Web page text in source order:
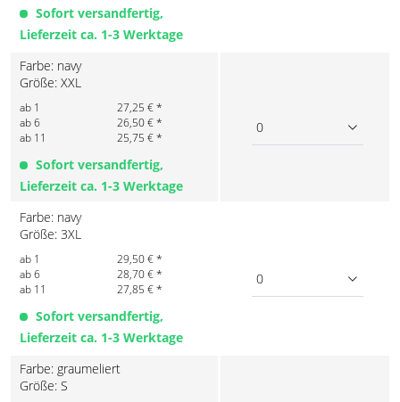
Sofort versandfertig,
Lieferzeit ca. 1-3 Werktage
Farbe: navy
Größe: XXL
ab 1
27,25 € *
ab 6
26,50 € *
ab 11
25,75 € *
Sofort versandfertig,
Lieferzeit ca. 1-3 Werktage
0
Farbe: navy
Größe: 3XL
ab 1
29,50 € *
ab 6
28,70 € *
ab 11
27,85 € *
Sofort versandfertig,
Lieferzeit ca. 1-3 Werktage
0
Farbe: graumeliert
Größe: S